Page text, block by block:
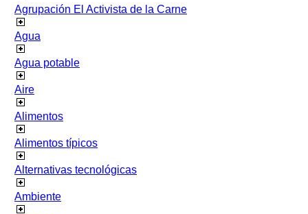
Agrupación El Activista de la Carne
Agua
Agua potable
Aire
Alimentos
Alimentos típicos
Alternativas tecnológicas
Ambiente